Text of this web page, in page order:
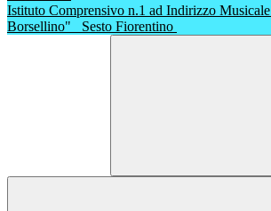
Istituto Comprensivo n.1 ad Indirizzo Musicale
Borsellino"
Sesto Fiorentino